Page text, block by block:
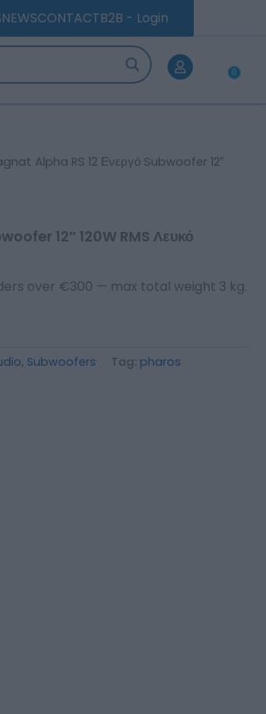
NEWSCONTACTB2B - Login
0
Alpha RS 12 Ενεργό Subwoofer 12″
12″ 120W RMS Λευκό
over €300 — max total weight 3 kg.
, Subwoofers Tag: pharos